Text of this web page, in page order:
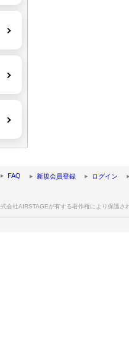
FAQ 新規会員登録 ログイン
会社AIRSTAGEが有する著作権により保護